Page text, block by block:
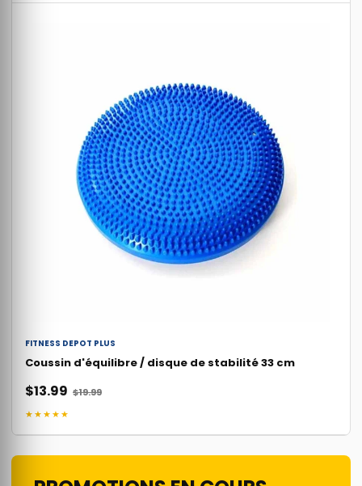
FITNESS DEPOT PLUS
Coussin d'équilibre / disque de stabilité 33 cm
$13.99 $19.99
★★★★★